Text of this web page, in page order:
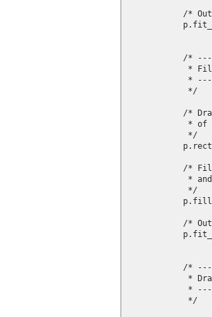
/*
/*
*
*
             */
/*
* of
             */
/*
*
             */
/*
/*
*
*
             */